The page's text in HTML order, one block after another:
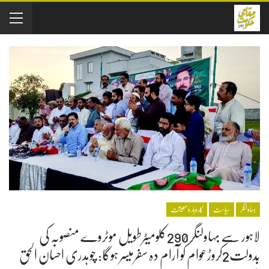
بہاولنگر سیاست کاروبار و معیشت
لاہور سے بہاولنگر 290کلومیٹرطویل موٹروے منصوبہ کی
بدولت2کروڑعوام کو آرام دہ سفرمیسر ہوگا: چوہدری احسان الحق